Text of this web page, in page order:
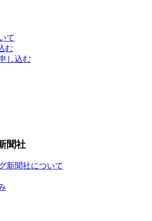
て
む
し込む
聞社
新聞社について